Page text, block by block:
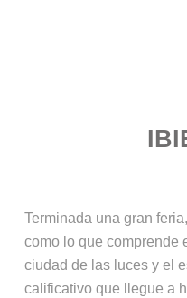
Terminada una gran
como lo que comprende
ciudad de las luces y el
calificativo que llegue a